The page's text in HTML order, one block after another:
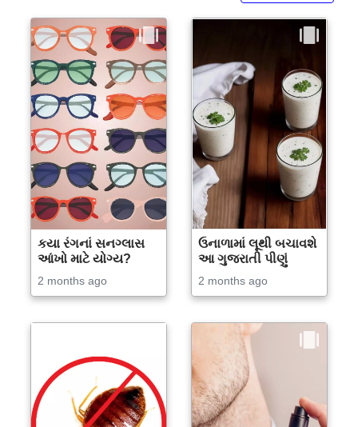
કયા રંગનાં સનગ્લાસ
આંખો માટે યોગ્ય?
2 months ago
ઉનાળામાં લૂથી બચાવશે
આ ગુજરાતી પીણું
2 months ago